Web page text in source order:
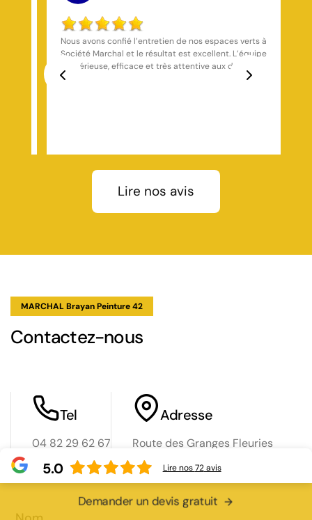
Société très sérieuse, je recommande une société
très réactif qui a fait du travail soigné et de qualité
avec un prix raisonnable Cette société m’a permis de
retrouver une maison, saine et vivable, je
Lire nos avis
MARCHAL Brayan Peinture 42
Contactez-nous
Tel
04 82 29 62 67
06 34 23 10 31
Adresse
Route des Granges Fleuries
42120 Perreux
Demander un devis gratuit
5.0 Lire nos72avis